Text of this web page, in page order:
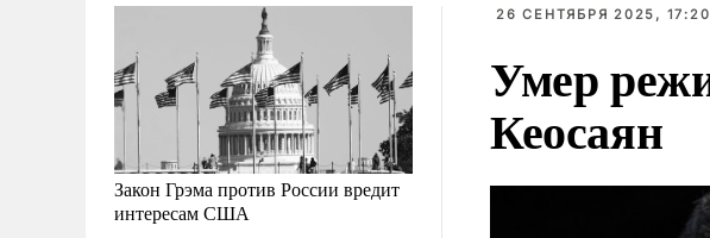
Закон Грэма против России вредит
интересам США
26 СЕНТЯБРЯ 2025,
Умер
Кеосаян